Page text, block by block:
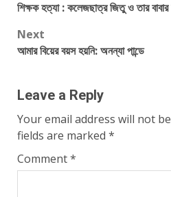
navigation
শিক্ষক হত্যা : কলেজছাত্র জিতু ও তার বাবার
Next
আমার বিয়ের বয়স হয়নি: অনন্যা পান্ডে
Leave a Reply
Your email address will not
fields are marked *
Comment*